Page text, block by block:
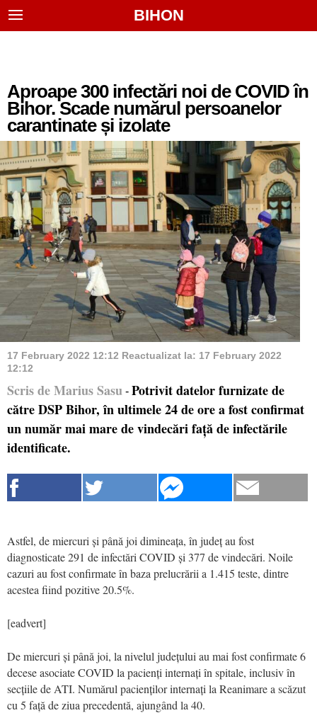
BIHON
Aproape 300 infectări noi de COVID în
Bihor. Scade numărul persoanelor
carantinate și izolate
17 February 2022 12:12 Reactualizat la: 17 February 2022
12:12
Scris de Marius Sasu - Potrivit datelor furnizate de
către DSP Bihor, în ultimele 24 de ore a fost confirmat
un număr mai mare de vindecări față de infectările
identificate.
Astfel, de miercuri și până joi dimineața, în județ au fost
diagnosticate 291 de infectări COVID și 377 de vindecări. Noile
cazuri au fost confirmate în baza prelucrării a 1.415 teste, dintre
acestea fiind pozitive 20.5%.
[eadvert]
De miercuri și până joi, la nivelul județului au mai fost confirmate 6
decese asociate COVID la pacienți internați în spitale, inclusiv în
secțiile de ATI. Numărul pacienților internați la Reanimare a scăzut
cu 5 față de ziua precedentă, ajungând la 40.